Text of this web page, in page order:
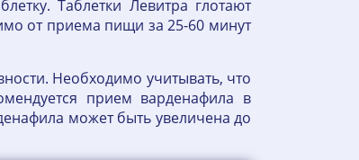
Таблетки Левитра глотают
от приема пищи за 25-60 минут
Необходимо учитывать, что
прием варденафила в
может быть увеличена до